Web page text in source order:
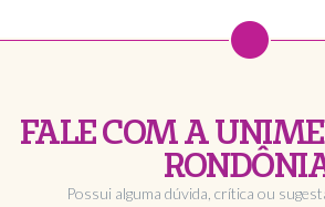
FALE COM A
Possui alguma dúvida, crítica ou